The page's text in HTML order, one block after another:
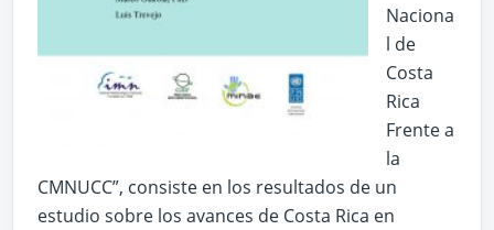
Naciona
l de
Costa
Rica
Frente a
la
CMNUCC”, consiste en los resultados de un
estudio sobre los avances de Costa Rica en